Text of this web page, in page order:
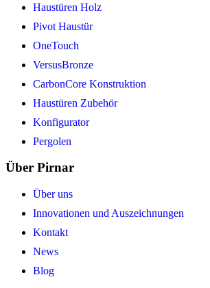
Haustüren Holz
Pivot Haustür
OneTouch
VersusBronze
CarbonCore Konstruktion
Haustüren Zubehör
Konfigurator
Pergolen
Über Pirnar
Über uns
Innovationen und Auszeichnungen
Kontakt
News
Blog